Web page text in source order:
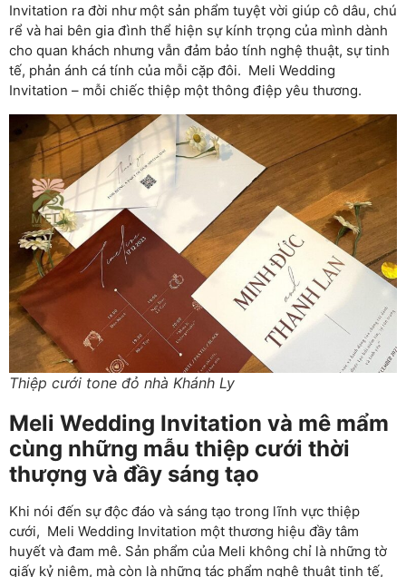
Invitation ra đời như một sản phẩm tuyệt vời giúp cô dâu, chú
rể và hai bên gia đình thể hiện sự kính trọng của mình dành
cho quan khách nhưng vẫn đảm bảo tính nghệ thuật, sự tinh
tế, phản ánh cá tính của mỗi cặp đôi. Meli Wedding
Invitation – mỗi chiếc thiệp một thông điệp yêu thương.
Thiệp cưới tone đỏ nhà Khánh Ly
Meli Wedding Invitation và mê mẩm
cùng những mẫu thiệp cưới thời
thượng và đầy sáng tạo
Khi nói đến sự độc đáo và sáng tạo trong lĩnh vực thiệp
cưới, Meli Wedding Invitation một thương hiệu đầy tâm
huyết và đam mê. Sản phẩm của Meli không chỉ là những tờ
giấy kỷ niệm, mà còn là những tác phẩm nghệ thuật tinh tế,